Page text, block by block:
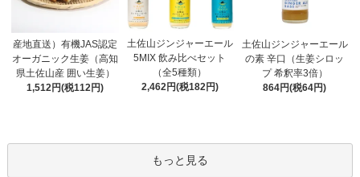
産地直送）有機JAS認定
オーガニック生姜（高知
県土佐山産 囲い生姜）
1,512円(税112円)
土佐山ジンジャーエール
5MIX 飲み比べセット
（全5種類）
2,462円(税182円)
土佐山ジンジャーエール
の素 辛口（生姜シロッ
プ 希釈率3倍）
864円(税64円)
もっと見る